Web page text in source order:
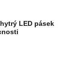
LED pásek